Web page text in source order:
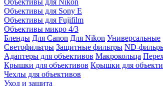
Объективы для Nikon
Объективы для Sony E
Объективы для Fujifilm
Объективы микро 4/3
Бленды Для Canon Для Nikon Универсальные
Светофильтры Защитные фильтры ND-
Адаптеры для объективов Макрокольца
Крышки для объективов Крышки для
Чехлы для объективов
Уход и защита